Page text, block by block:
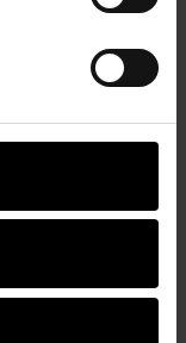
= 10x10 cm
Verbrauch Größe